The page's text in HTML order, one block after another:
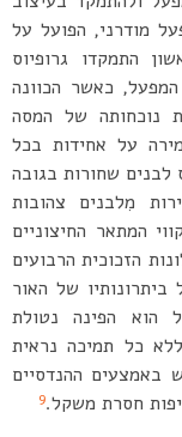
מודרני, הפועל על
התמקדו גרופיוס
המפעל, כאשר הכוונה
נוכחותה של המסה
על אחידות בכל
שחורות בגובה
מִלבנים צהובות
המתאר החיצוניים
הזכוכית הרבועים
ביתרונותיו של האור
הוא הפינה נטולת
כל תמיכה נראית
באמצעים ההנדסיים
חסרת משקל.9